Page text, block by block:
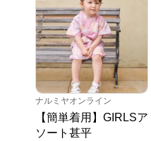
ナルミヤオンライン
【簡単着用】GIRLSア
ソート甚平